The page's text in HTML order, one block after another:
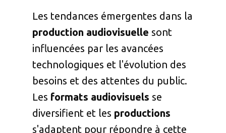
Les tendances émergentes dans la
production audiovisuelle sont
influencées par les avancées
technologiques et l'évolution des
besoins et des attentes du public.
Les formats audiovisuels se
diversifient et les productions
s'adaptent pour répondre à cette